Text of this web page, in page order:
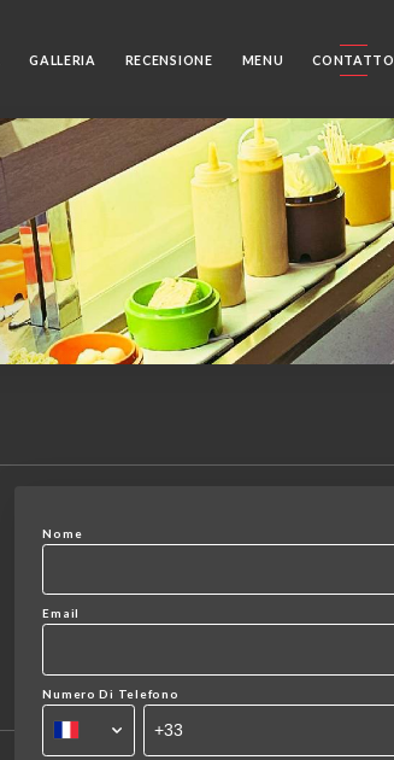
GALLERIA RECENSIONE MENU CONTATTO
Nome
Email
Numero Di Telefono